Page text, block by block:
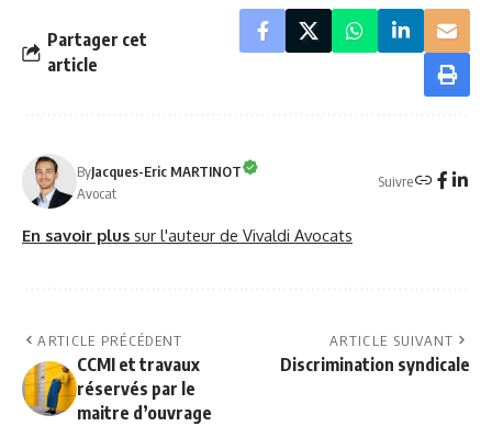
Partager cet
article
ByJacques-Eric MARTINOT
Avocat
Suivre
En savoir plus sur l'auteur de Vivaldi Avocats
ARTICLE PRÉCÉDENT
CCMI et travaux
réservés par le
maitre d’ouvrage
ARTICLE SUIVANT
Discrimination syndicale